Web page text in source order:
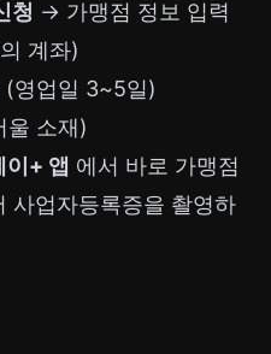
청 → 가맹점 정보 입력
계좌)
(영업일 3~5일)
울 소재)
+ 앱 에서 바로 가맹점
사업자등록증을 촬영하